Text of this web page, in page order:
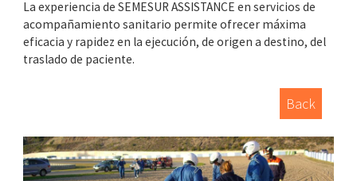
La experiencia de SEMESUR ASSISTANCE en servicios de
acompañamiento sanitario permite ofrecer máxima
eficacia y rapidez en la ejecución, de origen a destino, del
traslado de paciente.
Back